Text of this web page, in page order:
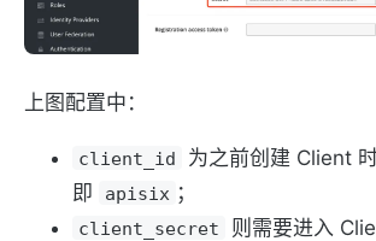
上图配置中：
client_id
为之前创建 Client
即
apisix ；
client_secret
则需要进入